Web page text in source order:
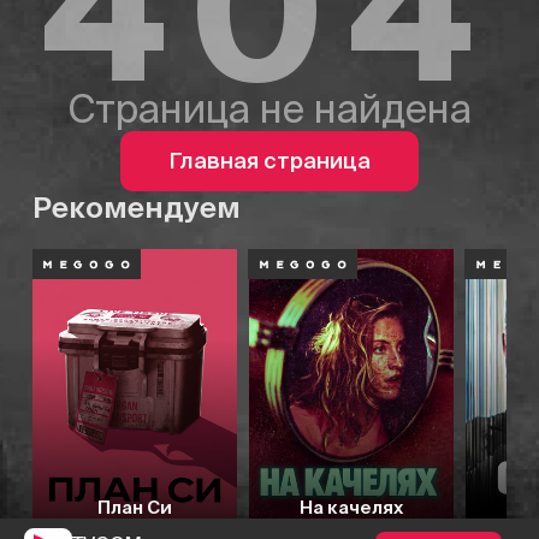
Страница не найдена
Главная страница
Рекомендуем
План Си На качелях